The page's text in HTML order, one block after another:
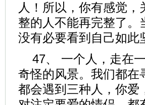
人！所以，你有感觉
整的人不能再完整了。
没有必要看到自己如此
47、 一个人，走在
奇怪的风景。我们都在
都会遇到三种人，你爱